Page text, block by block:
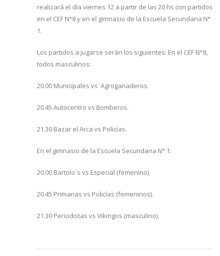
realizará el día viernes 12 a partir de las 20 hs con partidos
en el CEF N°8 y en el gimnasio de la Escuela Secundaria N°
1.
Los partidos a jugarse serán los siguientes: En el CEF N°8,
todos masculinos:
20.00 Municipales vs Agroganaderos.
20.45 Autocentro vs Bomberos.
21.30 Bazar el Arca vs Policías.
En el gimnasio de la Escuela Secundaria N° 1:
20.00 Bartolo´s vs Especial (femenino).
20.45 Primarias vs Policías (femeninos).
21.30 Periodistas vs Vikingos (masculino).